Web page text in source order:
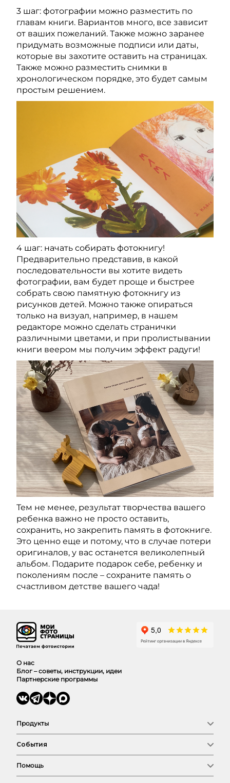
3 шаг: фотографии можно разместить по
главам книги. Вариантов много, все зависит
от ваших пожеланий. Также можно заранее
придумать возможные подписи или даты,
которые вы захотите оставить на страницах.
Также можно разместить снимки в
хронологическом порядке, это будет самым
простым решением.
4 шаг: начать собирать фотокнигу!
Предварительно представив, в какой
последовательности вы хотите видеть
фотографии, вам будет проще и быстрее
собрать свою памятную фотокнигу из
рисунков детей. Можно также опираться
только на визуал, например, в нашем
редакторе можно сделать странички
различными цветами, и при пролистывании
книги веером мы получим эффект радуги!
Тем не менее, результат творчества вашего
ребенка важно не просто оставить,
сохранить, но закрепить память в фотокниге.
Это ценно еще и потому, что в случае потери
оригиналов, у вас останется великолепный
альбом. Подарите подарок себе, ребенку и
поколениям после – сохраните память о
счастливом детстве вашего чада!
О нас
Блог – советы, инструкции, идеи
Партнерские программы
Продукты
Фото
Календари
Выпускные
Сертификат
Магазин
События
Семья
Любовь
Помощь